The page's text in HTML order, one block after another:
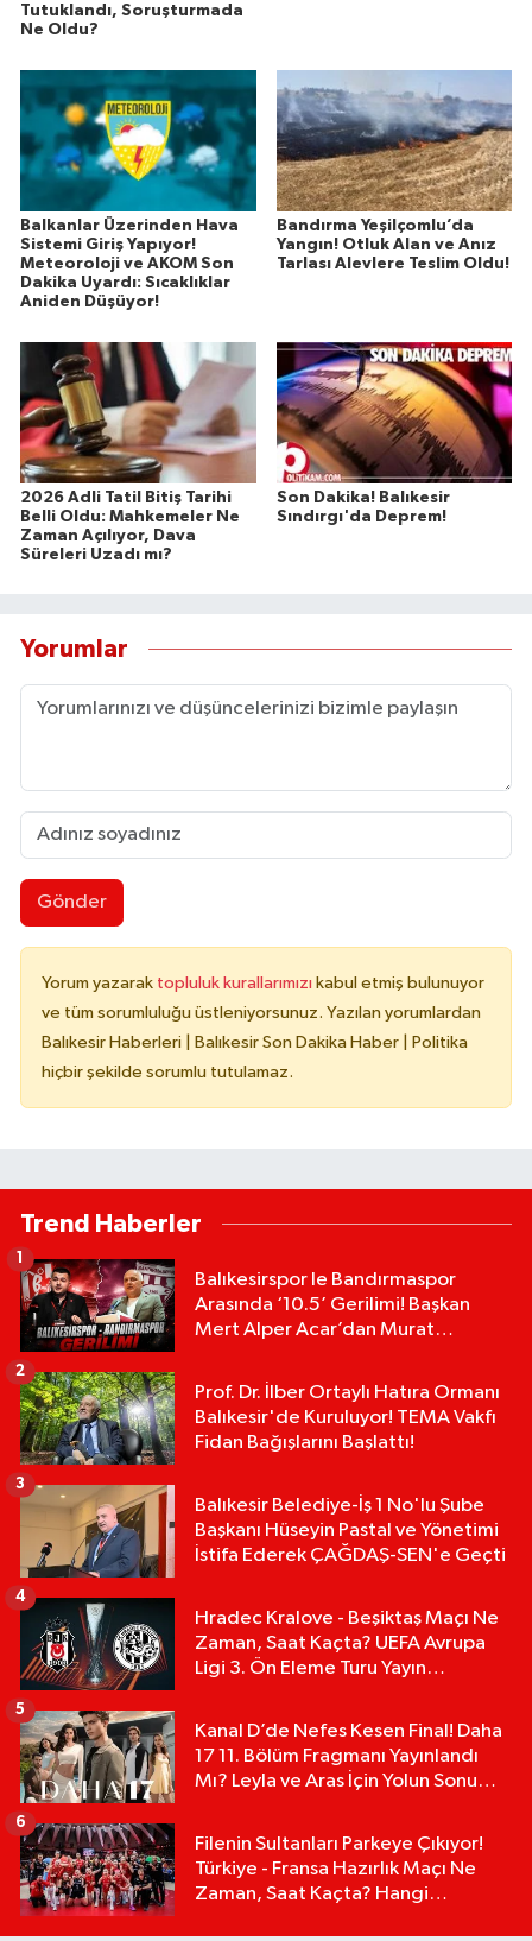
Tutuklandı, Soruşturmada
Ne Oldu?
Balkanlar Üzerinden Hava
Sistemi Giriş Yapıyor!
Meteoroloji ve AKOM Son
Dakika Uyardı: Sıcaklıklar
Aniden Düşüyor!
Bandırma Yeşilçomlu’da
Yangın! Otluk Alan ve Anız
Tarlası Alevlere Teslim Oldu!
2026 Adli Tatil Bitiş Tarihi
Belli Oldu: Mahkemeler Ne
Zaman Açılıyor, Dava
Süreleri Uzadı mı?
Son Dakika! Balıkesir
Sındırgı'da Deprem!
Yorumlar
Gönder
Yorum yazarak topluluk kurallarımızı kabul etmiş bulunuyor
ve tüm sorumluluğu üstleniyorsunuz. Yazılan yorumlardan
Balıkesir Haberleri | Balıkesir Son Dakika Haber | Politika
hiçbir şekilde sorumlu tutulamaz.
Trend Haberler
Balıkesirspor le Bandırmaspor
Arasında ‘10.5’ Gerilimi! Başkan
Mert Alper Acar’dan Murat
1
Prof. Dr. İlber Ortaylı Hatıra Ormanı
Balıkesir'de Kuruluyor! TEMA Vakfı
Fidan Bağışlarını Başlattı!
2
Balıkesir Belediye-İş 1 No'lu Şube
Başkanı Hüseyin Pastal ve Yönetimi
İstifa Ederek ÇAĞDAŞ-SEN'e Geçti
3
Hradec Kralove - Beşiktaş Maçı Ne
Zaman, Saat Kaçta? UEFA Avrupa
Ligi 3. Ön Eleme Turu Yayın
4
Kanal D’de Nefes Kesen Final! Daha
17 11. Bölüm Fragmanı Yayınlandı
Mı? Leyla ve Aras İçin Yolun Sonu
5
Filenin Sultanları Parkeye Çıkıyor!
Türkiye - Fransa Hazırlık Maçı Ne
Zaman, Saat Kaçta? Hangi
6